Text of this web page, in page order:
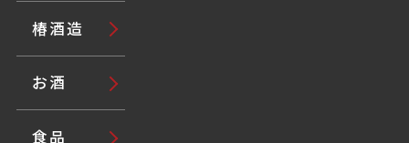
椿酒造
お酒
食品